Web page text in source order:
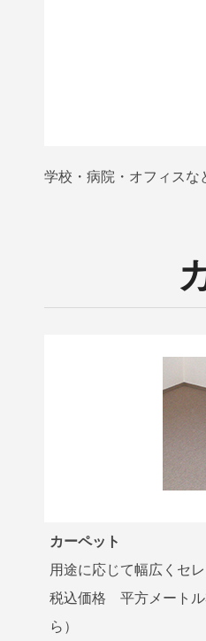
学校・病院・オフィスな
カーペット
用途に応じて幅広くセレ
税込価格 平方メート
ら）